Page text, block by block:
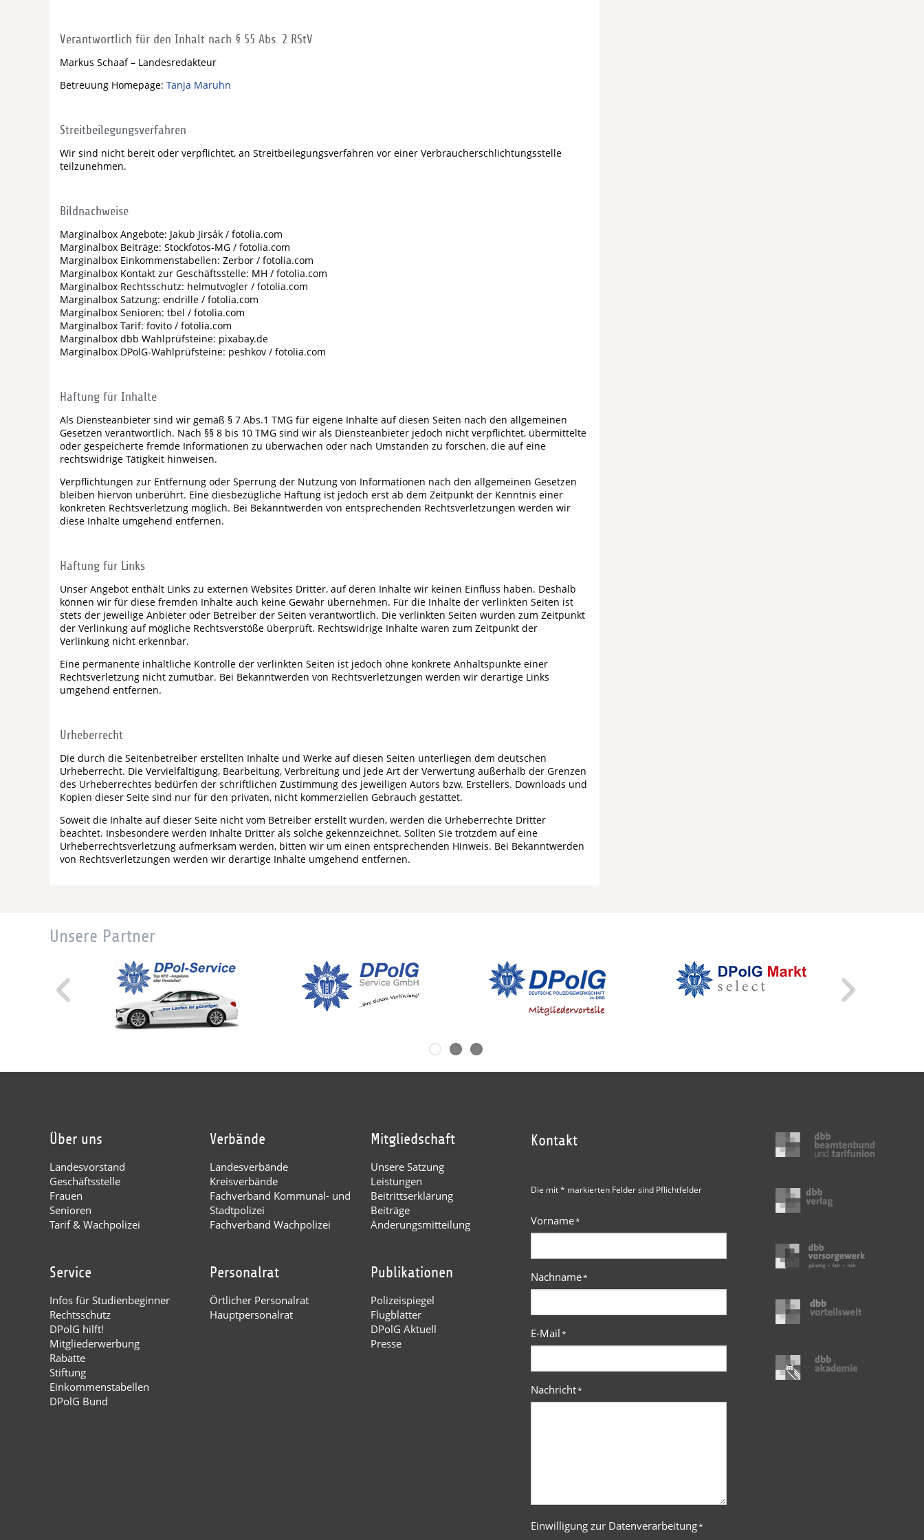
Verantwortlich für den Inhalt nach § 55 Abs. 2 RStV
Markus Schaaf – Landesredakteur
Betreuung Homepage: Tanja Maruhn
Streitbeilegungsverfahren
Wir sind nicht bereit oder verpflichtet, an Streitbeilegungsverfahren vor einer Verbraucherschlichtungsstelle
teilzunehmen.
Bildnachweise
Marginalbox Angebote: Jakub Jirsák / fotolia.com
Marginalbox Beiträge: Stockfotos-MG / fotolia.com
Marginalbox Einkommenstabellen: Zerbor / fotolia.com
Marginalbox Kontakt zur Geschäftsstelle: MH / fotolia.com
Marginalbox Rechtsschutz: helmutvogler / fotolia.com
Marginalbox Satzung: endrille / fotolia.com
Marginalbox Senioren: tbel / fotolia.com
Marginalbox Tarif: fovito / fotolia.com
Marginalbox dbb Wahlprüfsteine: pixabay.de
Marginalbox DPolG-Wahlprüfsteine: peshkov / fotolia.com
Haftung für Inhalte
Als Diensteanbieter sind wir gemäß § 7 Abs.1 TMG für eigene Inhalte auf diesen Seiten nach den allgemeinen
Gesetzen verantwortlich. Nach §§ 8 bis 10 TMG sind wir als Diensteanbieter jedoch nicht verpflichtet, übermittelte
oder gespeicherte fremde Informationen zu überwachen oder nach Umständen zu forschen, die auf eine
rechtswidrige Tätigkeit hinweisen.
Verpflichtungen zur Entfernung oder Sperrung der Nutzung von Informationen nach den allgemeinen Gesetzen
bleiben hiervon unberührt. Eine diesbezügliche Haftung ist jedoch erst ab dem Zeitpunkt der Kenntnis einer
konkreten Rechtsverletzung möglich. Bei Bekanntwerden von entsprechenden Rechtsverletzungen werden wir
diese Inhalte umgehend entfernen.
Haftung für Links
Unser Angebot enthält Links zu externen Websites Dritter, auf deren Inhalte wir keinen Einfluss haben. Deshalb
können wir für diese fremden Inhalte auch keine Gewähr übernehmen. Für die Inhalte der verlinkten Seiten ist
stets der jeweilige Anbieter oder Betreiber der Seiten verantwortlich. Die verlinkten Seiten wurden zum Zeitpunkt
der Verlinkung auf mögliche Rechtsverstöße überprüft. Rechtswidrige Inhalte waren zum Zeitpunkt der
Verlinkung nicht erkennbar.
Eine permanente inhaltliche Kontrolle der verlinkten Seiten ist jedoch ohne konkrete Anhaltspunkte einer
Rechtsverletzung nicht zumutbar. Bei Bekanntwerden von Rechtsverletzungen werden wir derartige Links
umgehend entfernen.
Urheberrecht
Die durch die Seitenbetreiber erstellten Inhalte und Werke auf diesen Seiten unterliegen dem deutschen
Urheberrecht. Die Vervielfältigung, Bearbeitung, Verbreitung und jede Art der Verwertung außerhalb der Grenzen
des Urheberrechtes bedürfen der schriftlichen Zustimmung des jeweiligen Autors bzw. Erstellers. Downloads und
Kopien dieser Seite sind nur für den privaten, nicht kommerziellen Gebrauch gestattet.
Soweit die Inhalte auf dieser Seite nicht vom Betreiber erstellt wurden, werden die Urheberrechte Dritter
beachtet. Insbesondere werden Inhalte Dritter als solche gekennzeichnet. Sollten Sie trotzdem auf eine
Urheberrechtsverletzung aufmerksam werden, bitten wir um einen entsprechenden Hinweis. Bei Bekanntwerden
von Rechtsverletzungen werden wir derartige Inhalte umgehend entfernen.
Unsere Partner
Über uns
Landesvorstand
Geschäftsstelle
Frauen
Senioren
Tarif & Wachpolizei
Verbände
Landesverbände
Kreisverbände
Fachverband Kommunal- und
Stadtpolizei
Fachverband Wachpolizei
Mitgliedschaft
Unsere Satzung
Leistungen
Beitrittserklärung
Beiträge
Änderungsmitteilung
Service
Infos für Studienbeginner
Rechtsschutz
DPolG hilft!
Mitgliederwerbung
Rabatte
Stiftung
Einkommenstabellen
DPolG Bund
Personalrat
Örtlicher Personalrat
Hauptpersonalrat
Publikationen
Polizeispiegel
Flugblätter
DPolG Aktuell
Presse
Kontakt
Die mit * markierten Felder sind Pflichtfelder
Vorname*
Nachname*
E-Mail*
Nachricht*
Einwilligung zur Datenverarbeitung*